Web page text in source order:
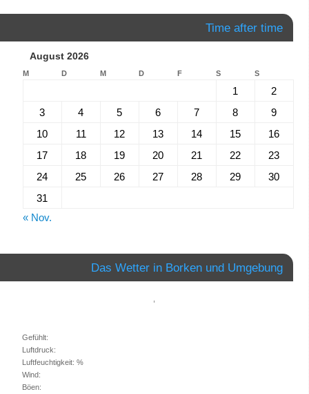
Time after time
August 2026
M D M D F S S
1
2
3
4 5 6 7 8
9
10
11 12 13 14 15
16
17
18 19 20 21 22
23
24
25 26 27 28 29
30
31
« Nov.
Das Wetter in Borken und Umgebung
Gefühlt:
Luftdruck:
Luftfeuchtigkeit: %
Wind:
Böen: